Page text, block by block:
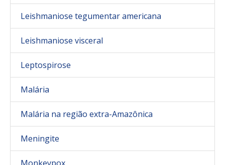
Leishmaniose tegumentar americana
Leishmaniose visceral
Leptospirose
Malária
Malária na região extra-Amazônica
Meningite